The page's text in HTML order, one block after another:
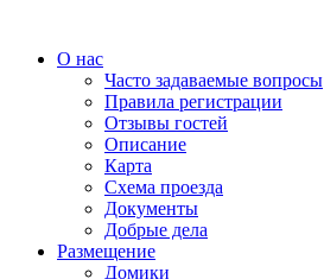
О нас
Часто задаваемые вопросы
Правила регистрации
Отзывы гостей
Описание
Карта
Схема проезда
Документы
Добрые дела
Размещение
Домики